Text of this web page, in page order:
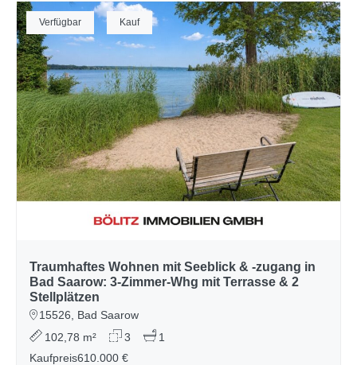
Verfügbar Kauf
Traumhaftes Wohnen mit Seeblick & -zugang in
Bad Saarow: 3-Zimmer-Whg mit Terrasse & 2
Stellplätzen
15526, Bad Saarow
102,78 m²
3
1
Kaufpreis610.000 €